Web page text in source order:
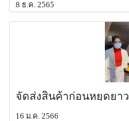
8 ธ.ค. 2565
จัดส่งสินค้าก่อนหยุดยาว
16 ม.ค. 2566